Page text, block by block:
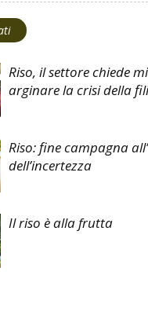
Riso, il settore chiede
arginare la crisi della
Riso: fine campagna
dell’incertezza
Il riso è alla frutta